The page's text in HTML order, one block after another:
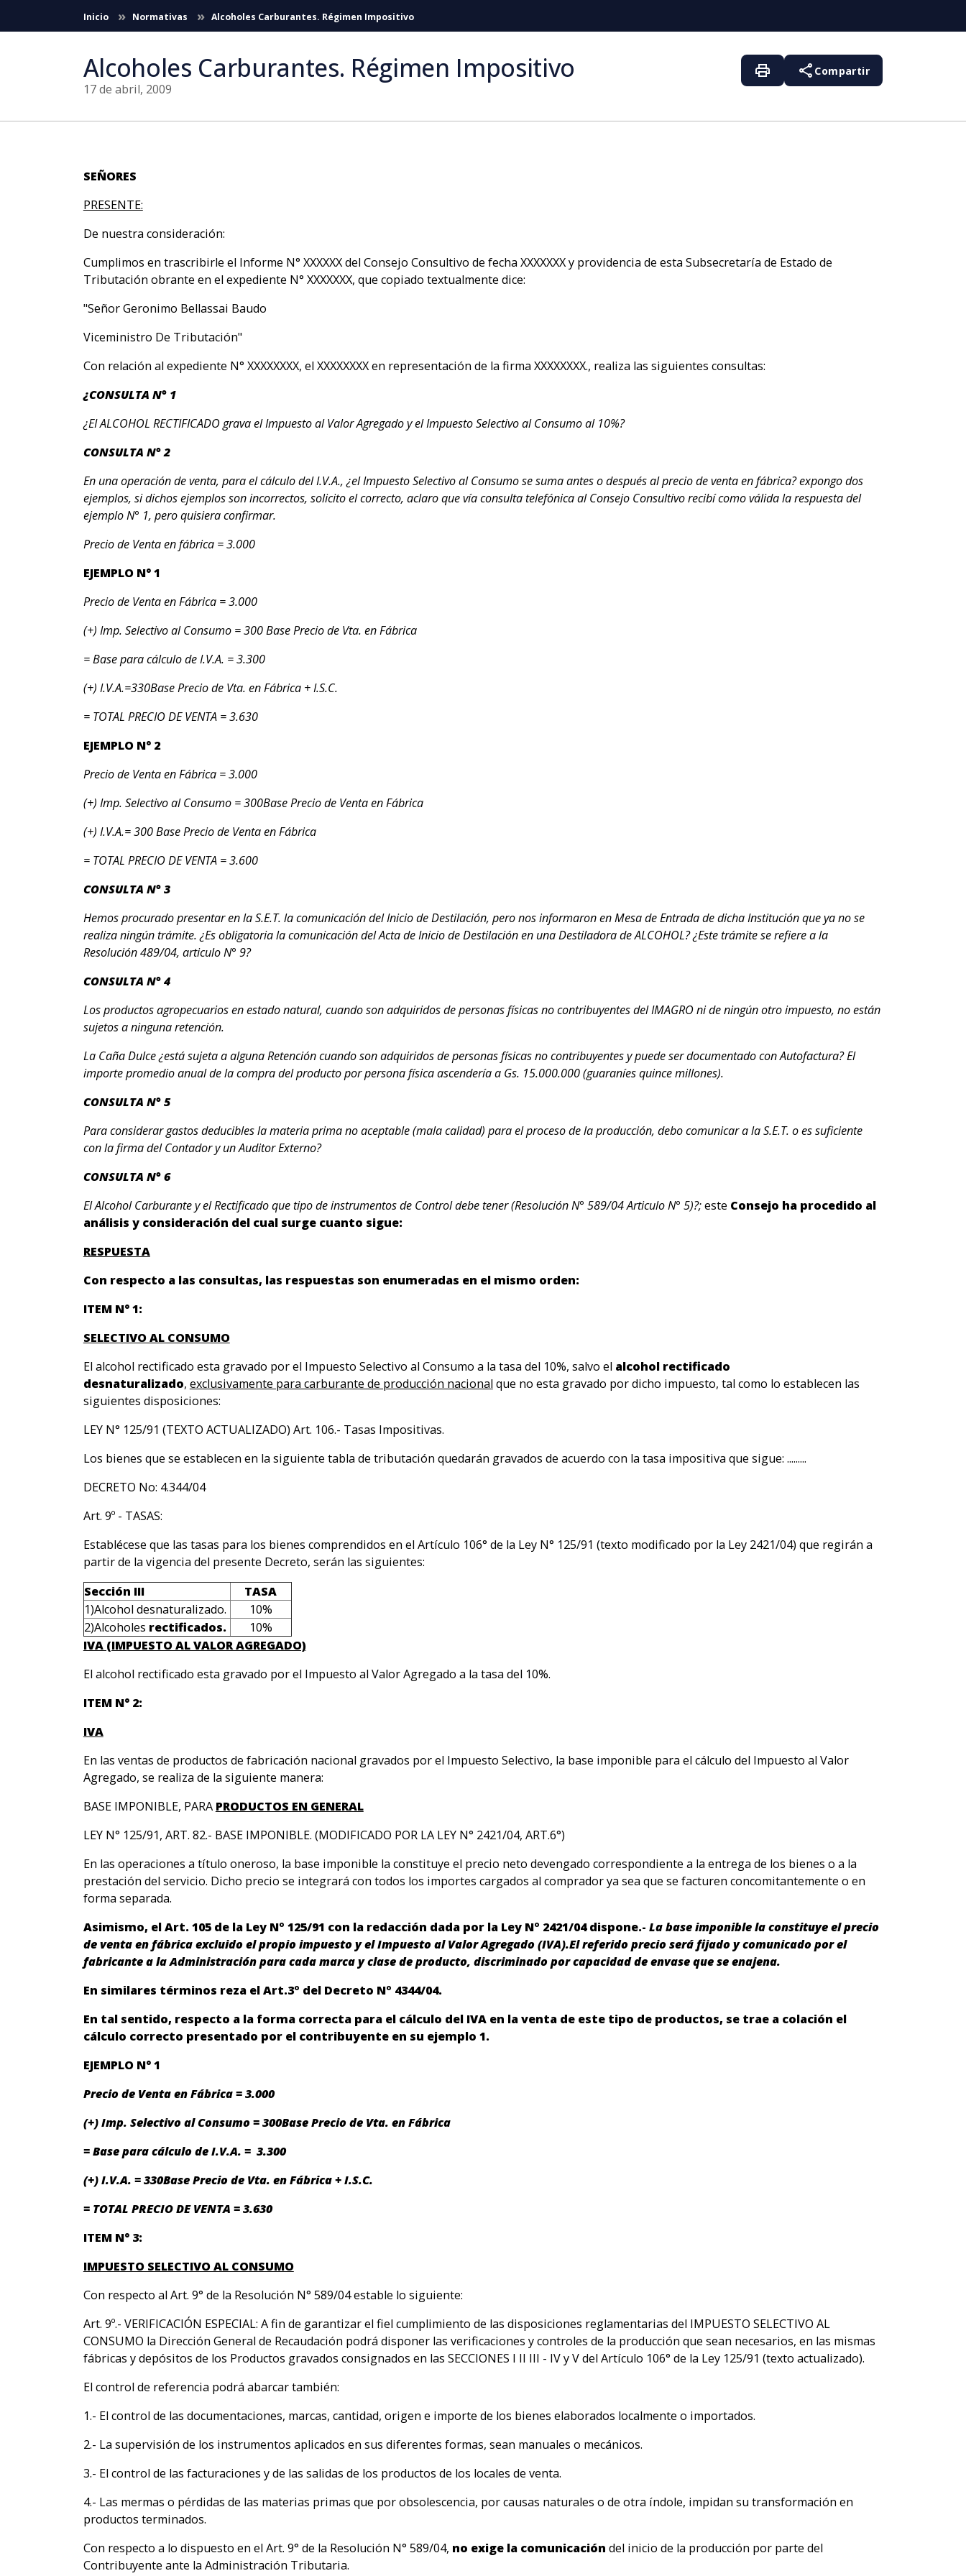
Saltar al contenido principal
Inicio Normativas Alcoholes Carburantes. Régimen Impositivo
Alcoholes Carburantes. Régimen Impositivo
17 de abril, 2009
print share Compartir
SEÑORES
PRESENTE:
De nuestra consideración:
Cumplimos en trascribirle el Informe N° XXXXXX del Consejo Consultivo de fecha XXXXXXX y providencia de esta Subsecretaría de Estado de
Tributación obrante en el expediente N° XXXXXXX, que copiado textualmente dice:
"Señor Geronimo Bellassai Baudo
Viceministro De Tributación"
Con relación al expediente N° XXXXXXXX, el XXXXXXXX en representación de la firma XXXXXXXX., realiza las siguientes consultas:
¿CONSULTA N° 1
¿EI ALCOHOL RECTIFICADO grava el Impuesto al Valor Agregado y el Impuesto Selectivo al Consumo al 10%?
CONSULTA N° 2
En una operación de venta, para el cálculo del I.V.A., ¿el Impuesto Selectivo al Consumo se suma antes o después al precio de venta en fábrica? expongo dos
ejemplos, si dichos ejemplos son incorrectos, solicito el correcto, aclaro que vía consulta telefónica al Consejo Consultivo recibí como válida la respuesta del
ejemplo N° 1, pero quisiera confirmar.
Precio de Venta en fábrica = 3.000
EJEMPLO N° 1
Precio de Venta en Fábrica = 3.000
(+) Imp. Selectivo al Consumo = 300 Base Precio de Vta. en Fábrica
= Base para cálculo de I.V.A. = 3.300
(+) I.V.A.=330Base Precio de Vta. en Fábrica + I.S.C.
= TOTAL PRECIO DE VENTA = 3.630
EJEMPLO N° 2
Precio de Venta en Fábrica = 3.000
(+) Imp. Selectivo al Consumo = 300Base Precio de Venta en Fábrica
(+) I.V.A.= 300 Base Precio de Venta en Fábrica
= TOTAL PRECIO DE VENTA = 3.600
CONSULTA N° 3
Hemos procurado presentar en la S.E.T. la comunicación del Inicio de Destilación, pero nos informaron en Mesa de Entrada de dicha Institución que ya no se
realiza ningún trámite. ¿Es obligatoria la comunicación del Acta de Inicio de Destilación en una Destiladora de ALCOHOL? ¿Este trámite se refiere a la
Resolución 489/04, articulo N° 9?
CONSULTA N° 4
Los productos agropecuarios en estado natural, cuando son adquiridos de personas físicas no contribuyentes del IMAGRO ni de ningún otro impuesto, no están
sujetos a ninguna retención.
La Caña Dulce¿está sujeta a alguna Retención cuando son adquiridos de personas físicas no contribuyentes y puede ser documentado con Autofactura? El
importe promedio anual de la compra del producto por persona física ascendería a Gs. 15.000.000 (guaraníes quince millones).
CONSULTA N° 5
Para considerar gastos deducibles la materia prima no aceptable (mala calidad) para el proceso de la producción, debo comunicar a la S.E.T. o es suficiente
con la firma del Contador y un Auditor Externo?
CONSULTA N° 6
El Alcohol Carburante y el Rectificado que tipo de instrumentos de Control debe tener (Resolución N° 589/04 Articulo N° 5)?;este Consejo ha procedido al
análisis y consideración del cual surge cuanto sigue:
RESPUESTA
Con respecto a las consultas, las respuestas son enumeradas en el mismo orden:
ITEM N° 1:
SELECTIVO AL CONSUMO
El alcohol rectificado esta gravado por el Impuesto Selectivo al Consumo a la tasa del 10%, salvo el alcohol rectificado
desnaturalizado, exclusivamente para carburante de producción nacionalque no esta gravado por dicho impuesto, tal como lo establecen las
siguientes disposiciones:
LEY N° 125/91 (TEXTO ACTUALIZADO) Art. 106.- Tasas Impositivas.
Los bienes que se establecen en la siguiente tabla de tributación quedarán gravados de acuerdo con la tasa impositiva que sigue: .........
DECRETO No: 4.344/04
Art. 9º - TASAS:
Establécese que las tasas para los bienes comprendidos en el Artículo 106° de la Ley N° 125/91 (texto modificado por la Ley 2421/04) que regirán a
partir de la vigencia del presente Decreto, serán las siguientes:
Sección III
TASA
1)Alcohol desnaturalizado.
10%
2)Alcoholes rectificados.
10%
IVA (IMPUESTO AL VALOR AGREGADO)
El alcohol rectificado esta gravado por el Impuesto al Valor Agregado a la tasa del 10%.
ITEM N° 2:
IVA
En las ventas de productos de fabricación nacional gravados por el Impuesto Selectivo, la base imponible para el cálculo del Impuesto al Valor
Agregado, se realiza de la siguiente manera:
BASE IMPONIBLE, PARA PRODUCTOS EN GENERAL
LEY N° 125/91, ART. 82.- BASE IMPONIBLE. (MODIFICADO POR LA LEY N° 2421/04, ART.6°)
En las operaciones a título oneroso, la base imponible la constituye el precio neto devengado correspondiente a la entrega de los bienes o a la
prestación del servicio. Dicho precio se integrará con todos los importes cargados al comprador ya sea que se facturen concomitantemente o en
forma separada.
Asimismo, el Art. 105 de la Ley Nº 125/91 con la redacción dada por la Ley Nº 2421/04 dispone.- La base imponible la constituye el precio
de venta en fábrica excluido el propio impuesto y el Impuesto al Valor Agregado (IVA).El referido precio será fijado y comunicado por el
fabricante a la Administración para cada marca y clase de producto, discriminado por capacidad de envase que se enajena.
En similares términos reza el Art.3º del Decreto Nº 4344/04.
En tal sentido, respecto a la forma correcta para el cálculo del IVA en la venta de este tipo de productos, se trae a colación el
cálculo correcto presentado por el contribuyente en su ejemplo 1.
EJEMPLO N° 1
Precio de Venta en Fábrica = 3.000
(+) Imp. Selectivo al Consumo = 300Base Precio de Vta. en Fábrica
= Base para cálculo de I.V.A. = 3.300
(+) I.V.A. = 330Base Precio de Vta. en Fábrica + I.S.C.
= TOTAL PRECIO DE VENTA = 3.630
ITEM N° 3:
IMPUESTO SELECTIVO AL CONSUMO
Con respecto al Art. 9° de la Resolución N° 589/04 estable lo siguiente:
Art. 9º.- VERIFICACIÓN ESPECIAL: A fin de garantizar el fiel cumplimiento de las disposiciones reglamentarias del IMPUESTO SELECTIVO AL
CONSUMO la Dirección General de Recaudación podrá disponer las verificaciones y controles de la producción que sean necesarios, en las mismas
fábricas y depósitos de los Productos gravados consignados en las SECCIONES I II III - IV y V del Artículo 106° de la Ley 125/91 (texto actualizado).
El control de referencia podrá abarcar también:
1.- El control de las documentaciones, marcas, cantidad, origen e importe de los bienes elaborados localmente o importados.
2.- La supervisión de los instrumentos aplicados en sus diferentes formas, sean manuales o mecánicos.
3.- El control de las facturaciones y de las salidas de los productos de los locales de venta.
4.- Las mermas o pérdidas de las materias primas que por obsolescencia, por causas naturales o de otra índole, impidan su transformación en
productos terminados.
Con respecto a lo dispuesto en el Art. 9° de la Resolución N° 589/04, no exige la comunicación del inicio de la producción por parte del
Contribuyente ante la Administración Tributaria.